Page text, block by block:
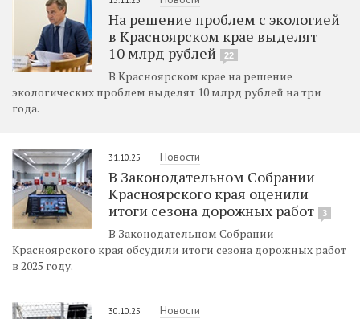
На решение проблем с экологией
в Красноярском крае выделят
10 млрд рублей
22
В Красноярском крае на решение
экологических проблем выделят 10 млрд рублей на три
года.
31.10.25 Новости
В Законодательном Собрании
Красноярского края оценили
итоги сезона дорожных работ
3
В Законодательном Собрании
Красноярского края обсудили итоги сезона дорожных работ
в 2025 году.
30.10.25 Новости